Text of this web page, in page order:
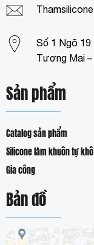
Số 1 Ngõ 19
Tương Mai
Sản phẩm
Catalog sản phẩm
Silicone làm khuôn tự khô
Gia công
Bản đồ